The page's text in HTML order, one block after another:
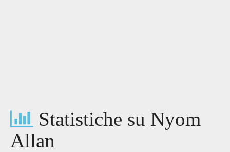
Statistiche su Nyom
Allan